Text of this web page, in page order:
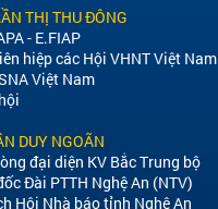
THỊ THU ĐÔNG
- E.FIAP
hiệp các Hội VHNT Việt Nam
Việt Nam
DUY NGOÃN
đại diện KV Bắc Trung bộ
Đài PTTH Nghệ An (NTV)
Hội Nhà báo tỉnh Nghệ An